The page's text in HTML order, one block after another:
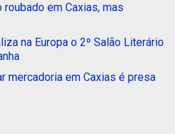
em Caxias, mas
na Europa o 2º Salão Literário
mercadoria em Caxias é presa